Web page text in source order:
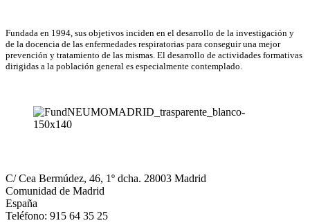
Fundada en 1994, sus objetivos inciden en el desarrollo de la investigación y
de la docencia de las enfermedades respiratorias para conseguir una mejor
prevención y tratamiento de las mismas. El desarrollo de actividades formativas
dirigidas a la población general es especialmente contemplado.
C/ Cea Bermúdez, 46, 1º dcha. 28003 Madrid
Comunidad de Madrid
España
Teléfono: 915 64 35 25